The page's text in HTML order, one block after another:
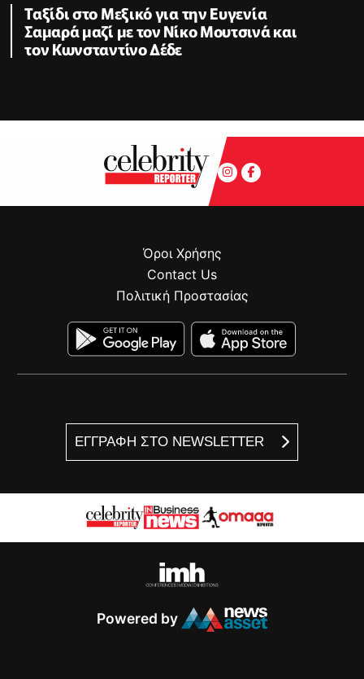
Ταξίδι στο Μεξικό για την Ευγενία
Σαμαρά μαζί με τον Νίκο Μουτσινά και
τον Κωνσταντίνο Δέδε
ΕΓΓΡΑΦΗ ΣΤΟ NEWSLETTER
Όροι Χρήσης
Contact Us
Πολιτική Προστασίας
Powered by